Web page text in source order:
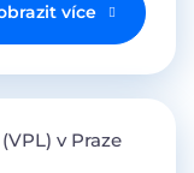
více
v Praze